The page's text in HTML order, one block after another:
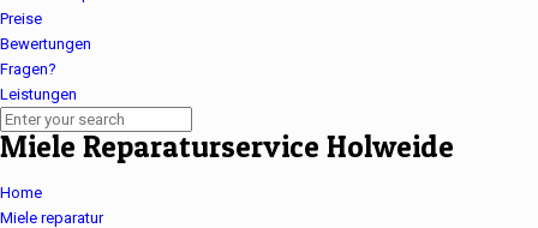
Preise
Bewertungen
Fragen?
Leistungen
Miele Reparaturservice Holweide
Home
Miele reparatur